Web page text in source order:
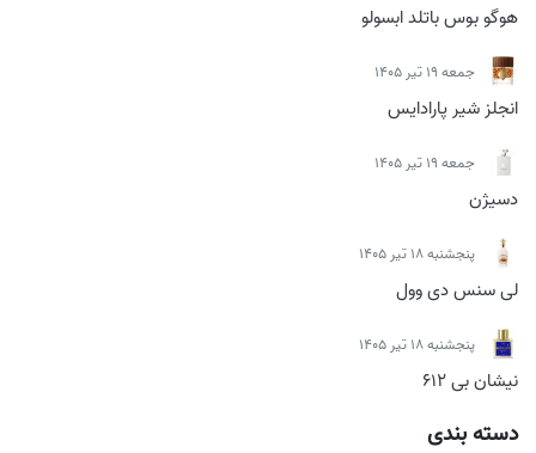
هوگو بوس باتلد ابسولو
جمعه 19 تیر 1405
انجلز شیر پارادایس
جمعه 19 تیر 1405
دسیژن
پنجشنبه 18 تیر 1405
لی سنس دی وول
پنجشنبه 18 تیر 1405
نیشان بی 612
دسته بندی